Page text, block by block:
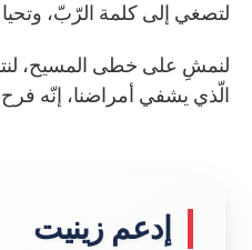
لتصغي إلى كلمة الرّبّ،
لنمشِ على خطى المسيح،
الّذي يشفي أمراضنا، إنّه فرح
إدعم زينيت